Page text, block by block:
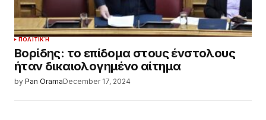
ΠΟΛΙΤΙΚΉ
Βορίδης: το επίδομα στους ένστολους
ήταν δικαιολογημένο αίτημα
by Pan OramaDecember 17, 2024